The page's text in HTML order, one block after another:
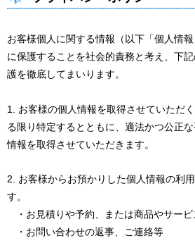
お客様個人に関する情報（以下「個人情
に保護することを社会的責務と考え、下
護を徹底してまいります。
お客様の個人情報を取得させていただ
る限り特定するとともに、適法かつ公正
情報を取得させていただきます。
お客様からお預かりした個人情報の利
す。
・お見積りや予約、または商品やサー
・お問い合わせの返事、ご連絡等